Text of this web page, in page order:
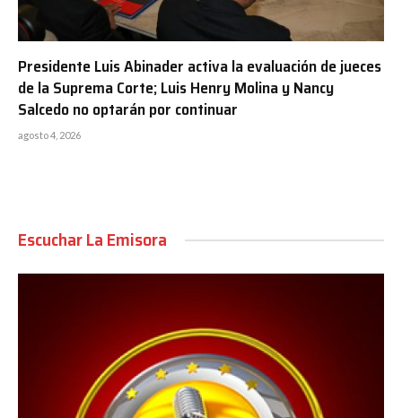
Presidente Luis Abinader activa la evaluación de jueces
de la Suprema Corte; Luis Henry Molina y Nancy
Salcedo no optarán por continuar
agosto 4, 2026
Escuchar La Emisora